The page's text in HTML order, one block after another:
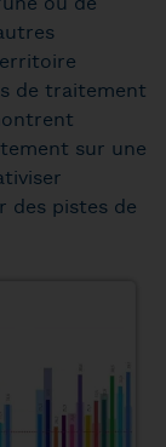
de traitement
sur une
des pistes de